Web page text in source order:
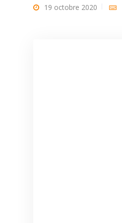
19 octobre 2020